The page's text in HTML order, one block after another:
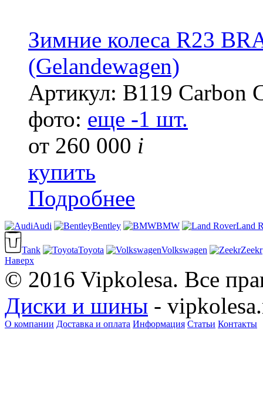
Зимние колеса R23
(Gelandewagen)
Артикул: B119 Carbon
фото: еще -1 шт.
от 260 000 i
купить
Подробнее
Audi Bentley BMW Land
Tank Toyota Volkswagen
Zeekr
Наверх
© 2016 Vipkolesa. Все
Диски и шины -
О компании Доставка и оплата Информация Статьи Контакты